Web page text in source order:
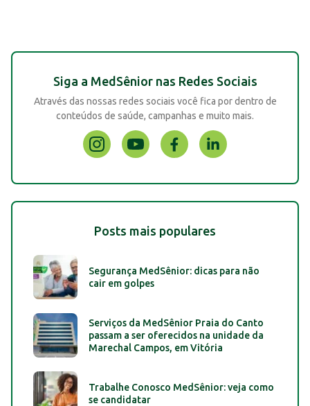
Siga a MedSênior nas Redes Sociais
Através das nossas redes sociais você fica por dentro de
conteúdos de saúde, campanhas e muito mais.
Posts mais populares
Segurança MedSênior: dicas para não
cair em golpes
Serviços da MedSênior Praia do Canto
passam a ser oferecidos na unidade da
Marechal Campos, em Vitória
Trabalhe Conosco MedSênior: veja como
se candidatar